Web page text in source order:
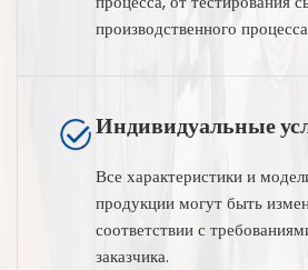
производственного
Индивидуальные
Все характеристики и
продукции могут быть
соответствии с
заказчика.